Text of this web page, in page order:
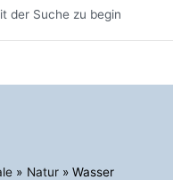
Natur Wasser